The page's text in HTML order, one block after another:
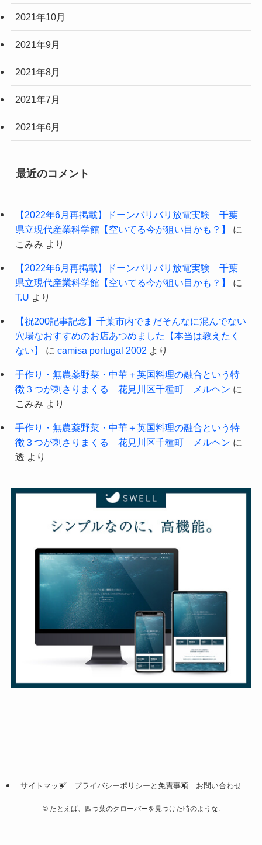
2021年10月
2021年9月
2021年8月
2021年7月
2021年6月
最近のコメント
【2022年6月再掲載】ドーンバリバリ放電実験 千葉
県立現代産業科学館【空いてる今が狙い目かも？】
に
こみみ より
【2022年6月再掲載】ドーンバリバリ放電実験 千葉
県立現代産業科学館【空いてる今が狙い目かも？】
に
T.U より
【祝200記事記念】千葉市内でまだそんなに混んでない
穴場なおすすめのお店あつめました【本当は教えたく
ない】
に camisa portugal 2002 より
手作り・無農薬野菜・中華＋英国料理の融合という特
徴３つが刺さりまくる 花見川区千種町 メルヘン に
こみみ より
手作り・無農薬野菜・中華＋英国料理の融合という特
徴３つが刺さりまくる 花見川区千種町 メルヘン に
透 より
サイトマップ プライバシーポリシーと免責事項 お問い合わせ
©たとえば、四つ葉のクローバーを見つけた時のような.